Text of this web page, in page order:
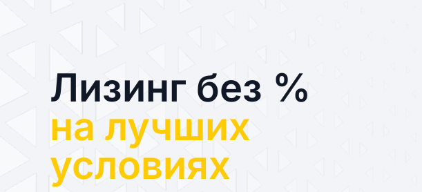
Лизинг без %
на лучших
условиях